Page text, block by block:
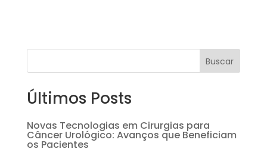
Buscar
Últimos Posts
Novas Tecnologias em Cirurgias para
Câncer Urológico: Avanços que Beneficiam
os Pacientes